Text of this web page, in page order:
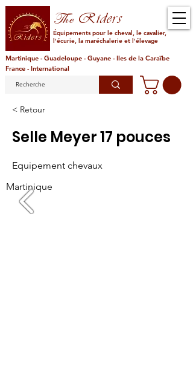
TheRiders
Équipements pour le cheval, le cavalier,
l'écurie, la maréchalerie et l'élevage
Martinique - Guadeloupe - Guyane - Iles de la Caraïbe
France - International
< Retour
Selle Meyer 17 pouces
Equipement chevaux
Martinique